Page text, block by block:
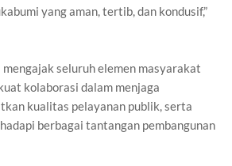
yang aman, tertib, dan kondusif,”
seluruh elemen masyarakat
kolaborasi dalam menjaga
kualitas pelayanan publik, serta
berbagai tantangan pembangunan